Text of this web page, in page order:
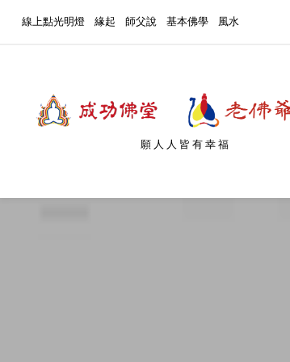
線上點光明燈 緣起 師父說 基本佛學 風水
願人人皆有幸福